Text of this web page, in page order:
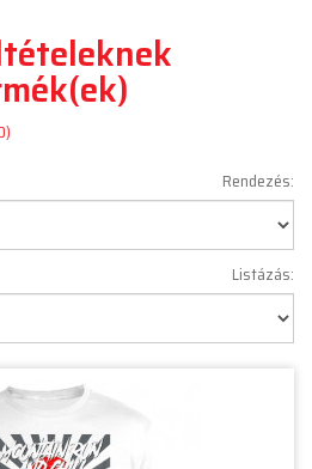
Rendezés:
Listázás: